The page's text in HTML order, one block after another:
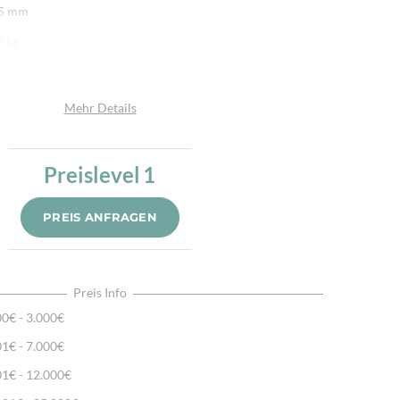
mm
fein per Hand gewebt & bestickt
Kelimmotiv, Natürliche Schafwolle, Traditionell
Mehr Details
Preislevel 1
PREIS ANFRAGEN
Preis Info
- 3.000€
- 7.000€
- 12.000€